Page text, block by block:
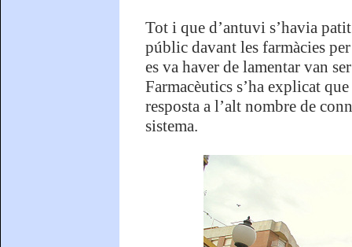
Tot i que d’antuvi s’havia
públic davant les farmàcies
es va haver de lamentar van
Farmacèutics s’ha explicat
resposta a l’alt nombre de
sistema.